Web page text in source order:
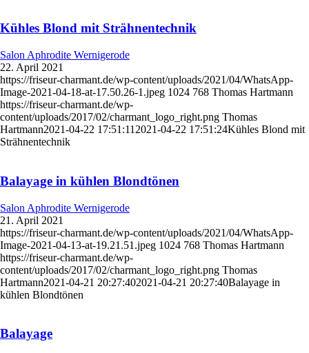
Kühles Blond mit Strähnentechnik
Salon Aphrodite Wernigerode
22. April 2021
https://friseur-charmant.de/wp-content/uploads/2021/04/WhatsApp-
Image-2021-04-18-at-17.50.26-1.jpeg 1024 768 Thomas Hartmann
https://friseur-charmant.de/wp-
content/uploads/2017/02/charmant_logo_right.png Thomas
Hartmann2021-04-22 17:51:11 2021-04-22 17:51:24Kühles Blond mit
Strähnentechnik
Balayage in kühlen Blondtönen
Salon Aphrodite Wernigerode
21. April 2021
https://friseur-charmant.de/wp-content/uploads/2021/04/WhatsApp-
Image-2021-04-13-at-19.21.51.jpeg 1024 768 Thomas Hartmann
https://friseur-charmant.de/wp-
content/uploads/2017/02/charmant_logo_right.png Thomas
Hartmann2021-04-21 20:27:402021-04-21 20:27:40Balayage in
kühlen Blondtönen
Balayage